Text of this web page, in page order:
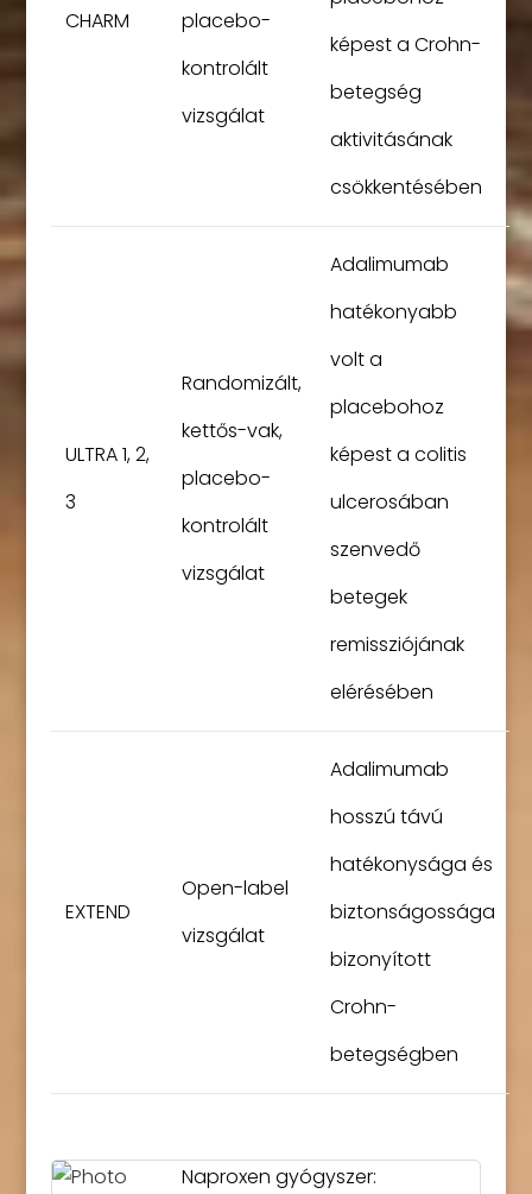
CHARM
placebo-
kontrolált
vizsgálat
képest a Crohn-
betegség
aktivitásának
csökkentésében
ULTRA 1, 2,
3
Randomizált,
kettős-vak,
placebo-
kontrolált
vizsgálat
Adalimumab
hatékonyabb
volt a
placebohoz
képest a colitis
ulcerosában
szenvedő
betegek
remissziójának
elérésében
EXTEND
Open-label
vizsgálat
Adalimumab
hosszú távú
hatékonysága és
biztonságossága
bizonyított
Crohn-
betegségben
Naproxen gyógyszer: